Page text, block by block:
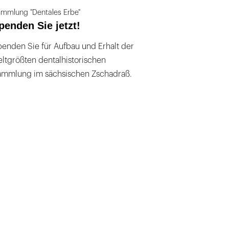
"Dentales Erbe"
Sie jetzt!
Sie für Aufbau und Erhalt der
dentalhistorischen
im sächsischen Zschadraß.